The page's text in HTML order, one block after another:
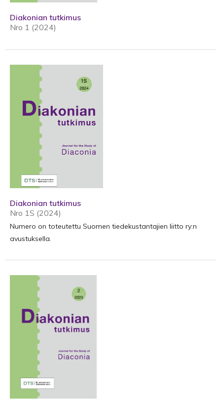
Diakonian tutkimus
Nro 1 (2024)
Diakonian tutkimus
Nro 1S (2024)
Numero on toteutettu Suomen tiedekustantajien liitto ry:n
avustuksella.